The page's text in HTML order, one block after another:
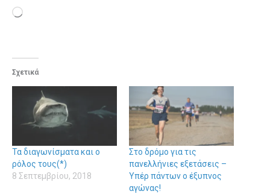
Loading…
Σχετικά
Τα διαγωνίσματα και ο
ρόλος τους(*)
8 Σεπτεμβρίου, 2018
Στο δρόμο για τις
πανελλήνιες εξετάσεις –
Υπέρ πάντων ο έξυπνος
αγώνας!